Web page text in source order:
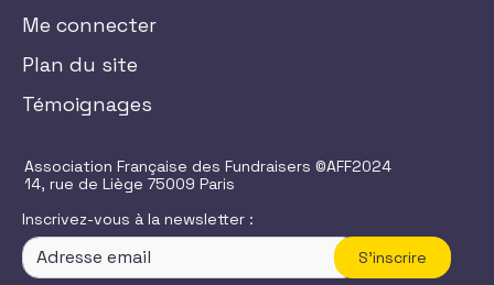
Me connecter
Plan du site
Témoignages
Association Française des Fundraisers ©AFF2024
14, rue de Liège 75009 Paris
Inscrivez-vous à la newsletter :
S'inscrire